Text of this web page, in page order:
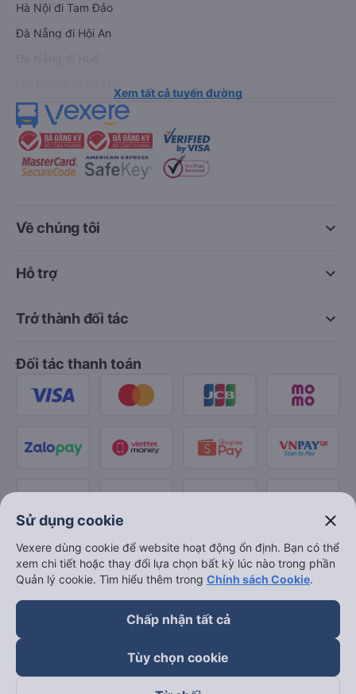
Hà Nội đi Tam Đảo
Đà Nẵng đi Hội An
Xem tất cả tuyến đường
keyboard_arrow_down
Về chúng tôi
keyboard_arrow_down
Hỗ trợ
keyboard_arrow_down
Trở thành đối tác
Đối tác thanh toán
Sử dụng cookie close
Vexere dùng cookie để website hoạt động ổn định. Bạn có thể
xem chi tiết hoặc thay đổi lựa chọn bất kỳ lúc nào trong phần
Quản lý cookie. Tìm hiểu thêm trong Chính sách Cookie.
Chấp nhận tất cả
Tùy chọn cookie